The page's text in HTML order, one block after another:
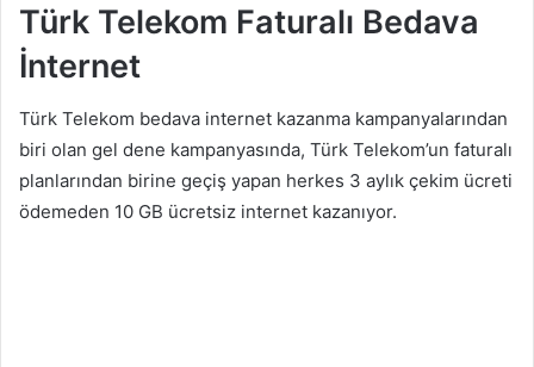
Türk Telekom Faturalı Bedava
İnternet
Türk Telekom bedava internet kazanma kampanyalarından
biri olan gel dene kampanyasında, Türk Telekom’un faturalı
planlarından birine geçiş yapan herkes 3 aylık çekim ücreti
ödemeden 10 GB ücretsiz internet kazanıyor.